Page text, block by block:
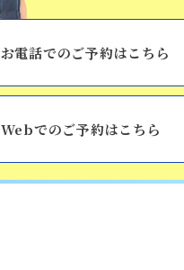
お電話でのご予約はこちら
Webでのご予約はこちら